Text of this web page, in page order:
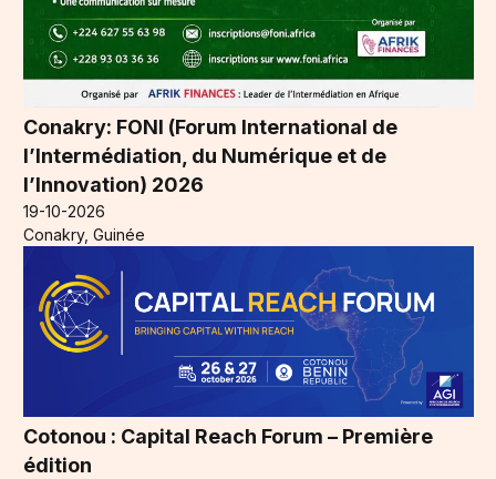
Conakry: FONI (Forum International de
l’Intermédiation, du Numérique et de
l’Innovation) 2026
19-10-2026
Conakry, Guinée
Cotonou : Capital Reach Forum – Première
édition